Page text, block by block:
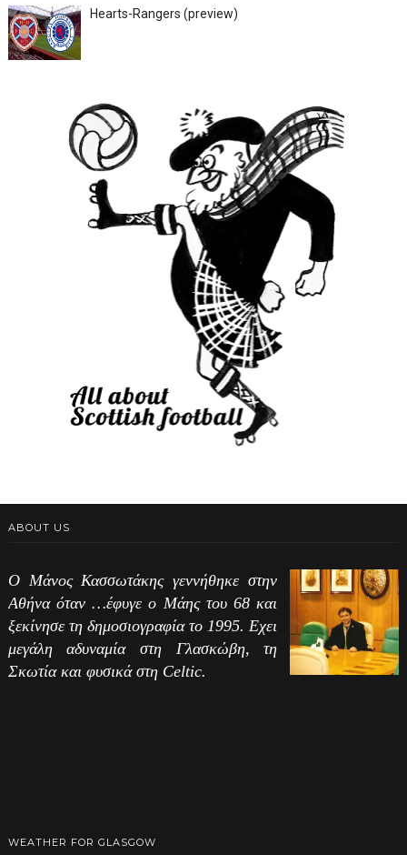
Hearts-Rangers (preview)
ABOUT US
Ο Μάνος Κασσωτάκης γεννήθηκε στην
Αθήνα όταν …έφυγε ο Μάης του 68 και
ξεκίνησε τη δημοσιογραφία το 1995. Εχει
μεγάλη αδυναμία στη Γλασκώβη, τη
Σκωτία και φυσικά στη Celtic.
WEATHER FOR GLASGOW